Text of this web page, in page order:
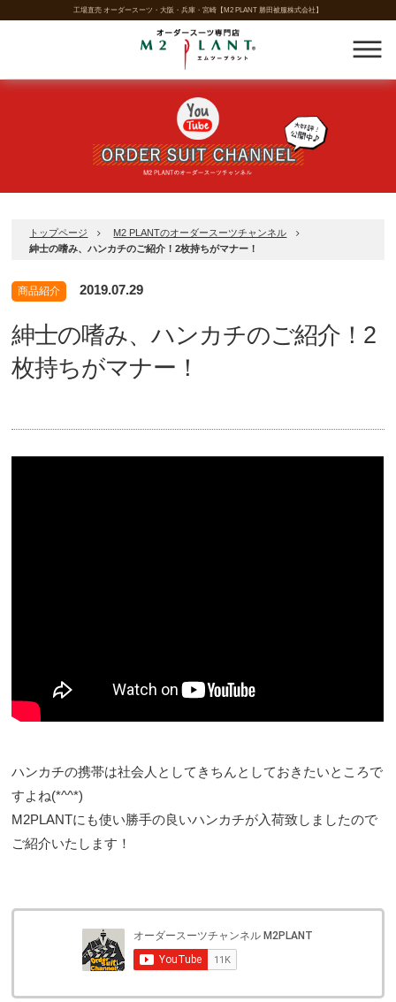
工場直売 オーダースーツ・大阪・兵庫・宮崎【M2 PLANT 勝田被服株式会社】
トップページ
M2 PLANTのオーダースーツチャンネル
紳士の嗜み、ハンカチのご紹介！2枚持ちがマナー！
商品紹介 2019.07.29
紳士の嗜み、ハンカチのご紹介！2
枚持ちがマナー！
ハンカチの携帯は社会人としてきちんとしておきたいところで
すよね(*^^*)
M2PLANTにも使い勝手の良いハンカチが入荷致しましたので
ご紹介いたします！